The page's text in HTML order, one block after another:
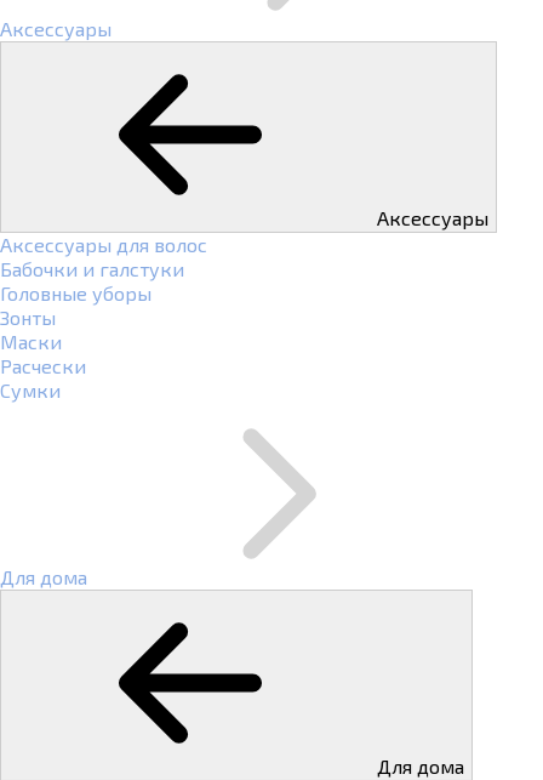
Аксессуары
Аксессуары
Аксессуары для волос
Бабочки и галстуки
Головные уборы
Зонты
Маски
Расчески
Сумки
Для дома
Для дома